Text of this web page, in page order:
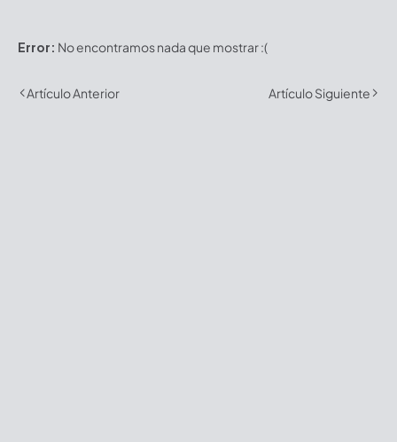
Error: No encontramos nada que mostrar :(
Artículo Anterior Artículo Siguiente